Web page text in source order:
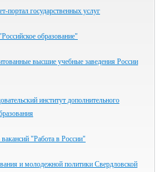
портал государственных услуг
образование"
высшие учебные заведения России
институт дополнительного
"Работа в России"
и молодежной политики Свердловской